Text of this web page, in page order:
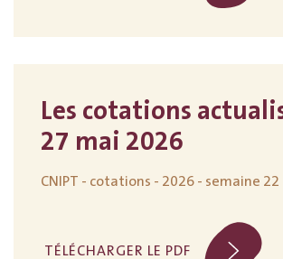
Les cotations
27 mai 2026
CNIPT - cotations - 2026 - semaine 22
TÉLÉCHARGER LE PDF